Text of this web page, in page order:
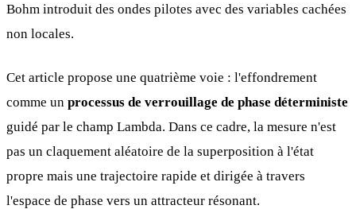
Bohm introduit des ondes pilotes avec des variables cachées
non locales.
Cet article propose une quatrième voie : l'effondrement
comme un processus de verrouillage de phase déterministe
guidé par le champ Lambda. Dans ce cadre, la mesure n'est
pas un claquement aléatoire de la superposition à l'état
propre mais une trajectoire rapide et dirigée à travers
l'espace de phase vers un attracteur résonant.